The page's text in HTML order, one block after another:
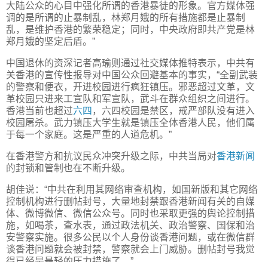
大陆公众的心目中强化所谓的香港暴徒的形象。官方媒体强
调的是所谓的止暴制乱，林郑月娥的所有措施都是止暴制
乱，是维护香港的繁荣稳定；同时，中央政府即共产党是林
郑月娥的坚定后盾。”
中国退休的资深记者高瑜则通过社交媒体推特表示，中共有
关香港的宣传性报导对中国公众回避基本的事实，“全副武装
的警察和便衣，开进校园进行疯狂镇压。邪恶超过文革，文
革校园只进来工宣队和军宣队，武斗在群众组织之间进行。
香港当前也超过六四 ，六四校园是禁区，戒严部队没有进入
校园屠杀。武力镇压大学生就是镇压全体香港人民，他们属
于每一个家庭。这是严重的人道危机。”
在香港警方和抗议民众冲突升级之际，中共当局对香港新闻
的封锁和管制也在不断升级。
胡佳说：“中共在利用其网络审查机构，如国新版和其它网络
控制机构进行删帖封号，大量地封禁跟香港新闻有关的自媒
体、微博微信、微信公众号。同时也采取更强的舆论控制措
施，如喝茶，查水表，通过政法机关、政治警察、国保和治
安警察实施。很多公民以个人身份谈香港问题，或在微信群
谈香港问题就会被封禁，警察就会上门威胁。删帖封号我觉